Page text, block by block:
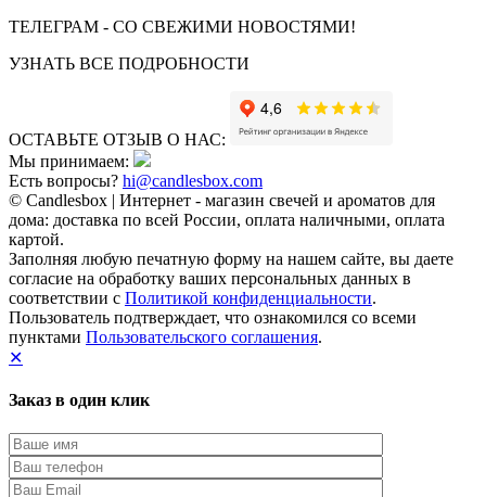
ТЕЛЕГРАМ - СО СВЕЖИМИ НОВОСТЯМИ!
УЗНАТЬ ВСЕ ПОДРОБНОСТИ
ОСТАВЬТЕ ОТЗЫВ О НАС:
Мы принимаем:
Есть вопросы? hi@candlesbox.com
© Candlesbox | Интернет - магазин свечей и ароматов для
дома: доставка по всей России, оплата наличными, оплата
картой.
Заполняя любую печатную форму на нашем сайте, вы даете
согласие на обработку ваших персональных данных в
соответствии с Политикой конфиденциальности.
Пользователь подтверждает, что ознакомился со всеми
пунктами Пользовательского соглашения.
✕
Заказ в один клик